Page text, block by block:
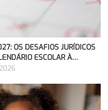
OS DESAFIOS JURÍDICOS
ESCOLAR À…